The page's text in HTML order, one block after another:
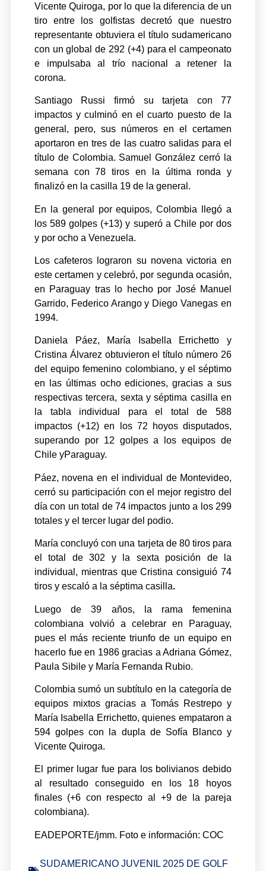
Vicente Quiroga, por lo que la diferencia de un
tiro entre los golfistas decretó que nuestro
representante obtuviera el título sudamericano
con un global de 292 (+4) para el campeonato
e impulsaba al trío nacional a retener la
corona.
Santiago Russi firmó su tarjeta con 77
impactos y culminó en el cuarto puesto de la
general, pero, sus números en el certamen
aportaron en tres de las cuatro salidas para el
título de Colombia. Samuel González cerró la
semana con 78 tiros en la última ronda y
finalizó en la casilla 19 de la general.
En la general por equipos, Colombia llegó a
los 589 golpes (+13) y superó a Chile por dos
y por ocho a Venezuela.
Los cafeteros lograron su novena victoria en
este certamen y celebró, por segunda ocasión,
en Paraguay tras lo hecho por José Manuel
Garrido, Federico Arango y Diego Vanegas en
1994.
Daniela Páez, María Isabella Errichetto y
Cristina Álvarez obtuvieron el título número 26
del equipo femenino colombiano, y el séptimo
en las últimas ocho ediciones, gracias a sus
respectivas tercera, sexta y séptima casilla en
la tabla individual para el total de 588
impactos (+12) en los 72 hoyos disputados,
superando por 12 golpes a los equipos de
Chile yParaguay.
Páez, novena en el individual de Montevideo,
cerró su participación con el mejor registro del
día con un total de 74 impactos junto a los 299
totales y el tercer lugar del podio.
María concluyó con una tarjeta de 80 tiros para
el total de 302 y la sexta posición de la
individual, mientras que Cristina consiguió 74
tiros y escaló a la séptima casilla.
Luego de 39 años, la rama femenina
colombiana volvió a celebrar en Paraguay,
pues el más reciente triunfo de un equipo en
hacerlo fue en 1986 gracias a Adriana Gómez,
Paula Sibile y María Fernanda Rubio.
Colombia sumó un subtítulo en la categoría de
equipos mixtos gracias a Tomás Restrepo y
María Isabella Errichetto, quienes empataron a
594 golpes con la dupla de Sofía Blanco y
Vicente Quiroga.
El primer lugar fue para los bolivianos debido
al resultado conseguido en los 18 hoyos
finales (+6 con respecto al +9 de la pareja
colombiana).
EADEPORTE/jmm. Foto e información: COC
SUDAMERICANO JUVENIL 2025 DE GOLF